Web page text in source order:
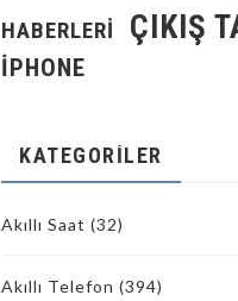
HABERLERI
ÇIKIŞ
İPHONE
KATEGORILER
Akıllı Saat (32)
Akıllı Telefon (394)